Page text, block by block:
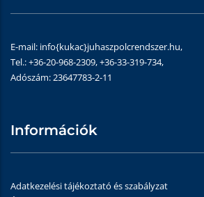
E-mail: info{kukac}juhaszpolcrendszer.hu,
Tel.: +36-20-968-2309, +36-33-319-734,
Adószám: 23647783-2-11
Információk
Adatkezelési tájékoztató és szabályzat